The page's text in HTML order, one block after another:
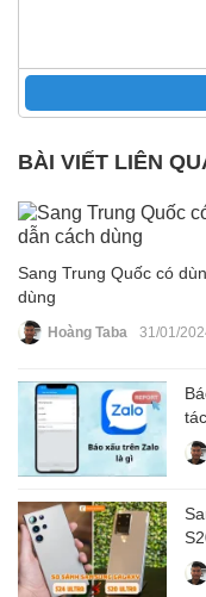
BÀI VIẾT LIÊN
Sang Trung Quốc có
dùng
Hoàng Taba 31/01/